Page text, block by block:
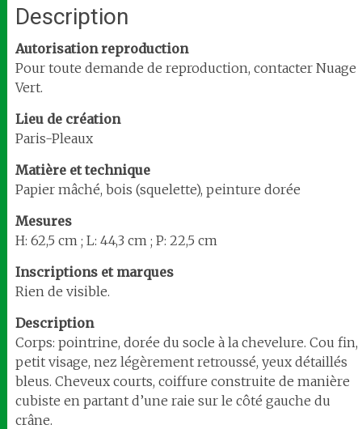
Description
Autorisation reproduction
Pour toute demande de reproduction, contacter Nuage
Vert.
Lieu de création
Paris-Pleaux
Matière et technique
Papier mâché, bois (squelette), peinture dorée
Mesures
H: 62,5 cm ; L: 44,3 cm ; P: 22,5 cm
Inscriptions et marques
Rien de visible.
Description
Corps: pointrine, dorée du socle à la chevelure. Cou fin,
petit visage, nez légèrement retroussé, yeux détaillés
bleus. Cheveux courts, coiffure construite de manière
cubiste en partant d’une raie sur le côté gauche du
crâne.